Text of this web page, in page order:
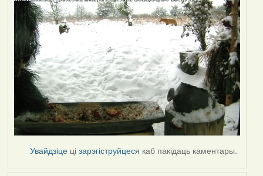
Увайдзіце цізарэгіструйцеся каб пакідаць каментары.